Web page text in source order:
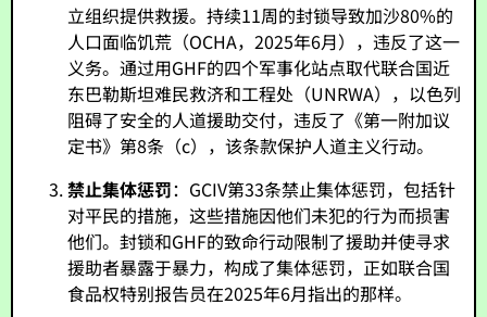
立组织提供救援。持续11周的封锁导致加沙80%的
人口面临饥荒（OCHA，2025年6月），违反了这一
义务。通过用GHF的四个军事化站点取代联合国近
东巴勒斯坦难民救济和工程处（UNRWA），以色列
阻碍了安全的人道援助交付，违反了《第一附加议
定书》第8条（c），该条款保护人道主义行动。
禁止集体惩罚：GCIV第33条禁止集体惩罚，包括针
对平民的措施，这些措施因他们未犯的行为而损害
他们。封锁和GHF的致命行动限制了援助并使寻求
援助者暴露于暴力，构成了集体惩罚，正如联合国
食品权特别报告员在2025年6月指出的那样。